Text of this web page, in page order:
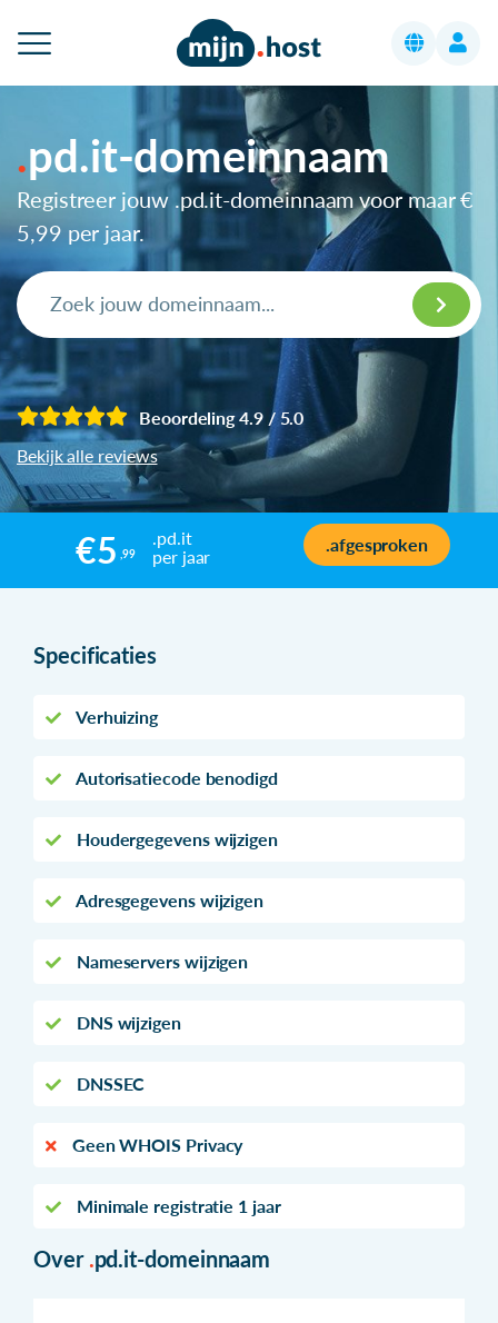
pd.it-domeinnaam
Registreer jouw .pd.it-domeinnaam voor maar€
5,99 per jaar.
Beoordeling 4.9 / 5.0
Bekijk alle reviews
€5 ,99
.pd.it
per jaar
.afgesproken
Specificaties
Verhuizing
Autorisatiecode benodigd
Houdergegevens wijzigen
Adresgegevens wijzigen
Nameservers wijzigen
DNS wijzigen
DNSSEC
Geen WHOIS Privacy
Minimale registratie 1 jaar
Over .pd.it-domeinnaam